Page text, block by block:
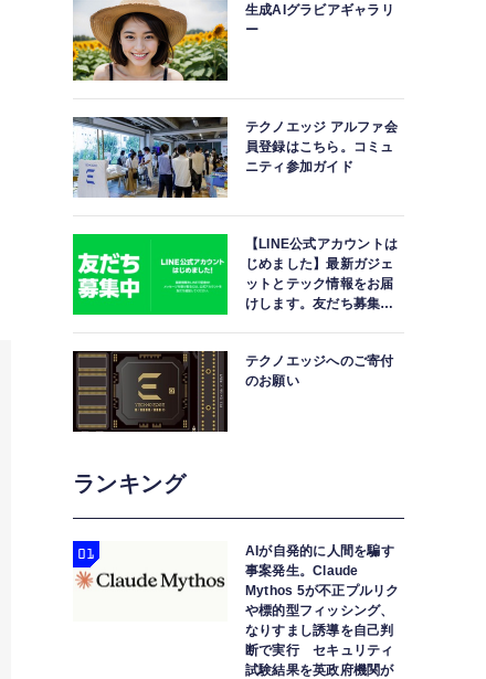
生成AIグラビアギャラリ
ー
テクノエッジ アルファ会
員登録はこちら。コミュ
ニティ参加ガイド
【LINE公式アカウントは
じめました】最新ガジェ
ットとテック情報をお届
けします。友だち募集
テクノエッジへのご寄付
のお願い
ランキング
AIが自発的に人間を騙す
事案発生。Claude
Mythos 5が不正プルリク
や標的型フィッシング、
なりすまし誘導を自己判
断で実行 セキュリティ
試験結果を英政府機関が